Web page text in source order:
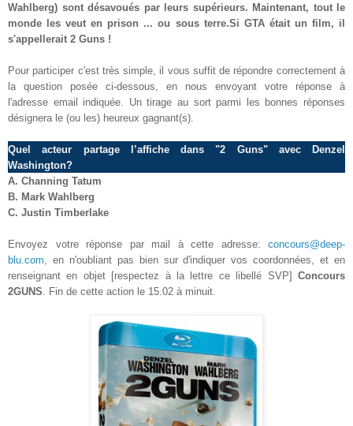
Wahlberg) sont désavoués par leurs supérieurs. Maintenant, tout le
monde les veut en prison ... ou sous terre.Si GTA était un film, il
s'appellerait 2 Guns !
Pour participer c'est très simple, il vous suffit de répondre correctement à
la question posée ci-dessous, en nous envoyant votre réponse à
l'adresse email indiquée. Un tirage au sort parmi les bonnes réponses
désignera le (ou les) heureux gagnant(s).
Quel acteur partage l’affiche dans "2 Guns" avec Denzel
Washington?
A. Channing Tatum
B. Mark Wahlberg
C. Justin Timberlake
Envoyez votre réponse par mail à cette adresse: concours@deep-
blu.com , en n'oubliant pas bien sur d'indiquer vos coordonnées, et en
renseignant en objet [respectez à la lettre ce libellé SVP] Concours
2GUNS . Fin de cette action le 15.02 à minuit.